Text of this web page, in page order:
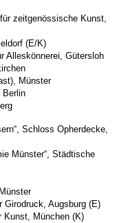
zeitgenössische Kunst,
(E/K)
Alleskönnerei, Gütersloh
Münster
Berlin
Schloss Opherdecke,
Münster“, Städtische
Girodruck, Augsburg (E)
Kunst, München (K)